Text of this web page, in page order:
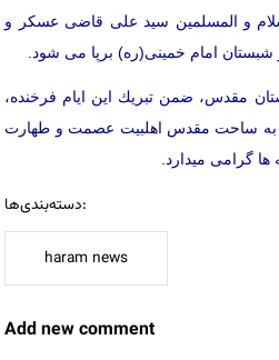
و المسلمین سید علی قاضی عسکر و
امام خمینی(ره) برپا می شود.
مقدس، ضمن تبريك اين ايام فرخنده،
به ساحت مقدس اهلبيت عصمت و طهارت
ها گرامی میدارد.
دسته‌بندی‌ها:
haram news
Add new comment